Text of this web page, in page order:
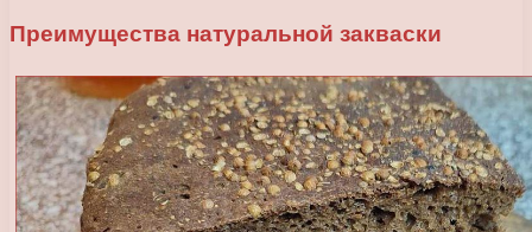
Преимущества натуральной закваски